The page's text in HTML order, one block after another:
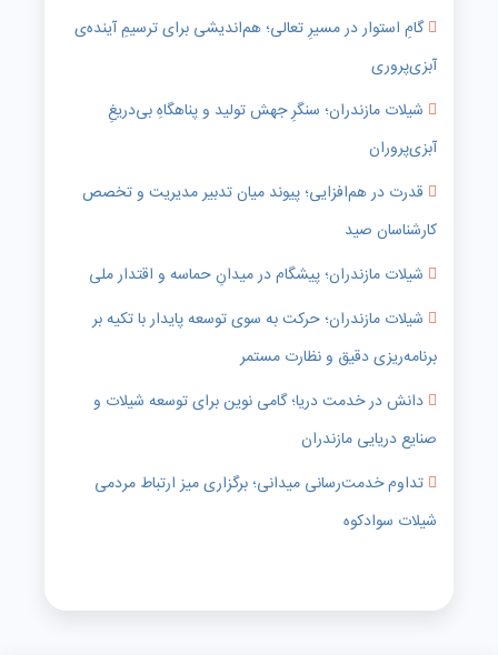
گامِ استوار در مسیرِ تعالی؛ هم‌اندیشی برای ترسیمِ آینده‌ی
آبزی‌پروری
شیلات مازندران؛ سنگرِ جهش تولید و پناهگاهِ بی‌دریغِ
آبزی‌پروران
قدرت در هم‌افزایی؛ پیوند میان تدبیر مدیریت و تخصص
کارشناسان صید
شیلات مازندران؛ پیشگام در میدانِ حماسه و اقتدار ملی
شیلات مازندران؛ حرکت به سوی توسعه پایدار با تکیه بر
برنامه‌ریزی دقیق و نظارت مستمر
دانش در خدمت دریا؛ گامی نوین برای توسعه شیلات و
صنایع دریایی مازندران
تداوم خدمت‌رسانی میدانی؛ برگزاری میز ارتباط مردمی
شیلات سوادکوه